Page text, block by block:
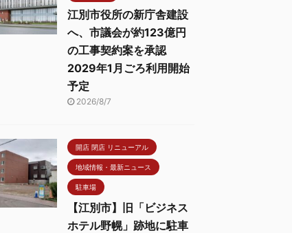
江別市役所の新庁舎建設
へ、市議会が約123億円
の工事契約案を承認
2029年1月ごろ利用開始
予定
2026/8/7
開店 閉店 リニューアル
地域情報・最新ニュース
駐車場
【江別市】旧「ビジネス
ホテル野幌」跡地に駐車